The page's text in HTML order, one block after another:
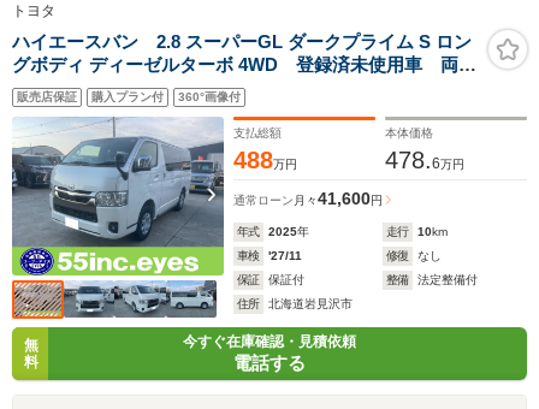
トヨタ
ハイエースバン 2.8 スーパーGL ダークプライム S ロン
グボディ ディーゼルターボ 4WD 登録済未使用車 両側
パワースライドドア 寒冷地仕様 デジタルインナーミ
ラー ETC 純正エンジンスターター AC100V電源
LEDヘッドライト LEDフォグランプ 全方位カメラ
リアフォグランプ
販売店保証 購入プラン付 360°画像付
支払総額
488万円
本体価格
478.6万円
通常ローン 月々41,600円
年式 2025年 走行 10km
車検
'27/11 修復
なし
保証
保証付 整備
法定整備付
住所
北海道岩見沢市
無
料
今すぐ在庫確認・見積依頼
電話する